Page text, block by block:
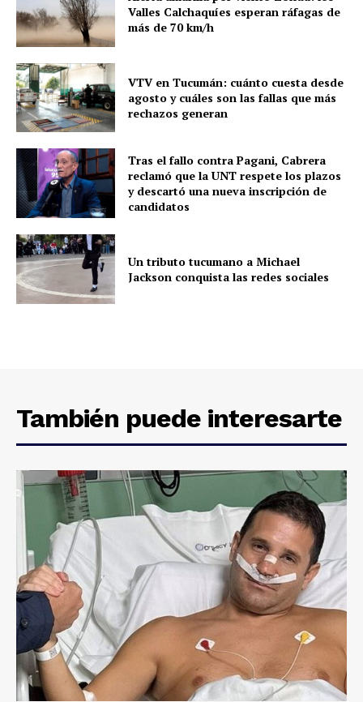
Valles Calchaquíes esperan ráfagas de
más de 70 km/h
VTV en Tucumán: cuánto cuesta desde
agosto y cuáles son las fallas que más
rechazos generan
Tras el fallo contra Pagani, Cabrera
reclamó que la UNT respete los plazos
y descartó una nueva inscripción de
candidatos
Un tributo tucumano a Michael
Jackson conquista las redes sociales
También puede interesarte